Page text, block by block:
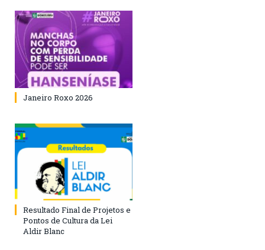
Janeiro Roxo 2026
Resultado Final de Projetos e
Pontos de Cultura da Lei
Aldir Blanc